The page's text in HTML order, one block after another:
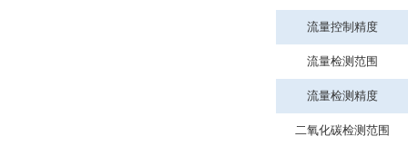
流量控制精度
流量检测范围
流量检测精度
二氧化碳检测范围